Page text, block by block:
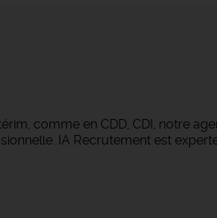
comme en CDD, CDI, notre
IA Recrutement est